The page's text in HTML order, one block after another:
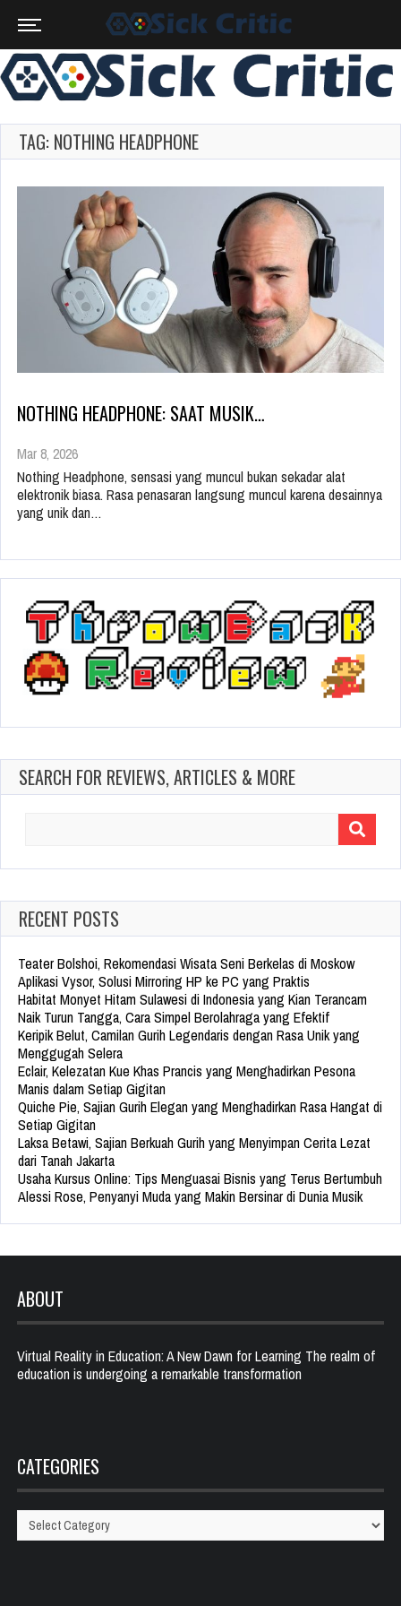
TAG: NOTHING HEADPHONE
NOTHING HEADPHONE: SAAT MUSIK…
Mar 8, 2026
Nothing Headphone, sensasi yang muncul bukan sekadar alat
elektronik biasa. Rasa penasaran langsung muncul karena desainnya
yang unik dan…
SEARCH FOR REVIEWS, ARTICLES & MORE
RECENT POSTS
Teater Bolshoi, Rekomendasi Wisata Seni Berkelas di Moskow
Aplikasi Vysor, Solusi Mirroring HP ke PC yang Praktis
Habitat Monyet Hitam Sulawesi di Indonesia yang Kian Terancam
Naik Turun Tangga, Cara Simpel Berolahraga yang Efektif
Keripik Belut, Camilan Gurih Legendaris dengan Rasa Unik yang
Menggugah Selera
Eclair, Kelezatan Kue Khas Prancis yang Menghadirkan Pesona
Manis dalam Setiap Gigitan
Quiche Pie, Sajian Gurih Elegan yang Menghadirkan Rasa Hangat di
Setiap Gigitan
Laksa Betawi, Sajian Berkuah Gurih yang Menyimpan Cerita Lezat
dari Tanah Jakarta
Usaha Kursus Online: Tips Menguasai Bisnis yang Terus Bertumbuh
Alessi Rose, Penyanyi Muda yang Makin Bersinar di Dunia Musik
ABOUT
Virtual Reality in Education: A New Dawn for Learning The realm of
education is undergoing a remarkable transformation
CATEGORIES
Categories